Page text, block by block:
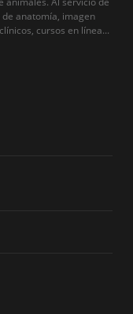
anatomía, imagen
cursos en línea...